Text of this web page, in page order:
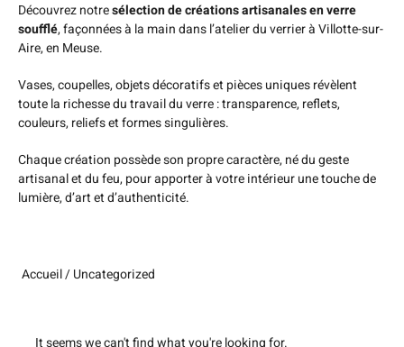
Découvrez notresélection de créations artisanales en verre
soufflé, façonnées à la main dans l’atelier du verrier à Villotte-sur-
Aire, en Meuse.
Vases, coupelles, objets décoratifs et pièces uniques révèlent
toute la richesse du travail du verre : transparence, reflets,
couleurs, reliefs et formes singulières.
Chaque création possède son propre caractère, né du geste
artisanal et du feu, pour apporter à votre intérieur une touche de
lumière, d’art et d’authenticité.
Accueil/ Uncategorized
It seems we can't find what you're looking for.